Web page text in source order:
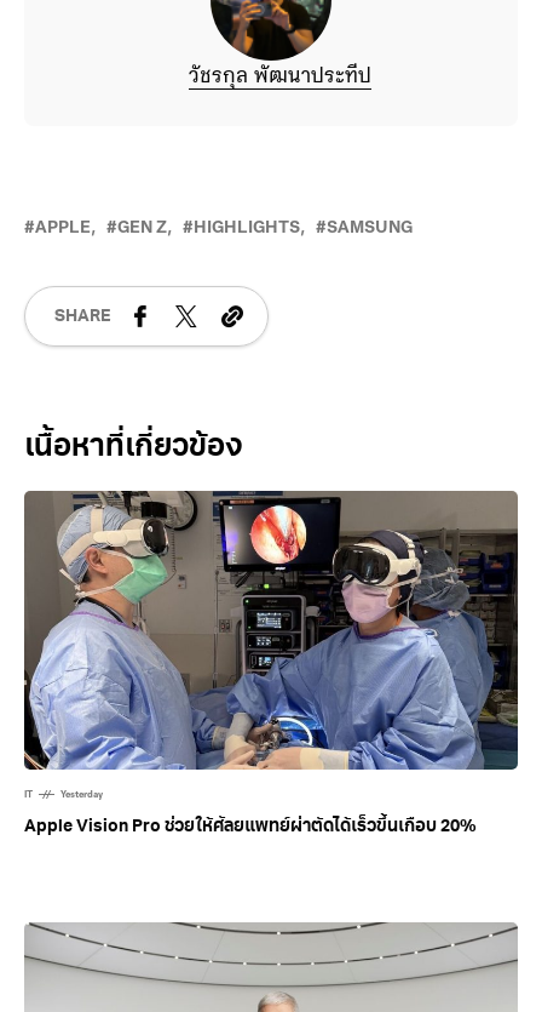
วัชรกุล พัฒนาประทีป
APPLE GEN Z HIGHLIGHTS SAMSUNG
SHARE
Related Posts
IT Yesterday
Apple Vision Pro ช่วยให้ศัลยแพทย์ผ่าตัดได้เร็วขึ้นเกือบ 20%